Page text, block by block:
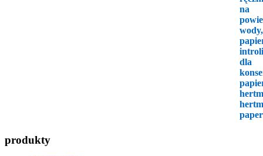
produkty